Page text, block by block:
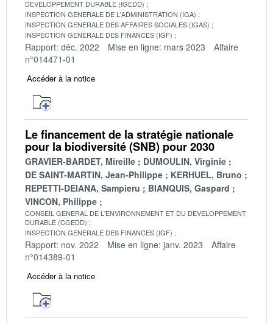
DEVELOPPEMENT DURABLE (IGEDD)
INSPECTION GENERALE DE L'ADMINISTRATION (IGA)
INSPECTION GENERALE DES AFFAIRES SOCIALES (IGAS)
INSPECTION GENERALE DES FINANCES (IGF)
Rapport: déc. 2022 Mise en ligne: mars 2023
Affaire
n°014471-01
Accéder à la notice
Le financement de la stratégie nationale
pour la biodiversité (SNB) pour 2030
GRAVIER-BARDET, Mireille
DUMOULIN, Virginie
DE SAINT-MARTIN, Jean-Philippe
KERHUEL, Bruno
REPETTI-DEIANA, Sampieru
BIANQUIS, Gaspard
VINCON, Philippe
CONSEIL GENERAL DE L'ENVIRONNEMENT ET DU DEVELOPPEMENT
DURABLE (CGEDD)
INSPECTION GENERALE DES FINANCES (IGF)
Rapport: nov. 2022 Mise en ligne: janv. 2023
Affaire
n°014389-01
Accéder à la notice